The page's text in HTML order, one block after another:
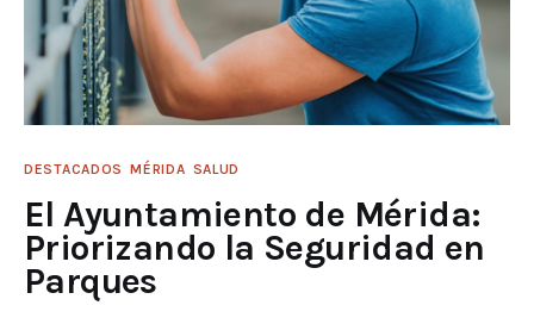
DESTACADOS MÉRIDA SALUD
El Ayuntamiento de Mérida:
Priorizando la Seguridad en
Parques